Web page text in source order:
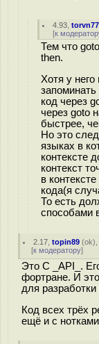
4.93 ,torvn77
[к
Тем что
then.
Хотя у
код через
через goto
быстрее,
Но это
языках в
контексте
контекст
в
кода(я
То есть
способами
2.17 ,topin89 (ok),
[к модератору]
Это C _API_.
фортране. И
для
Код всех трёх
ещё и с